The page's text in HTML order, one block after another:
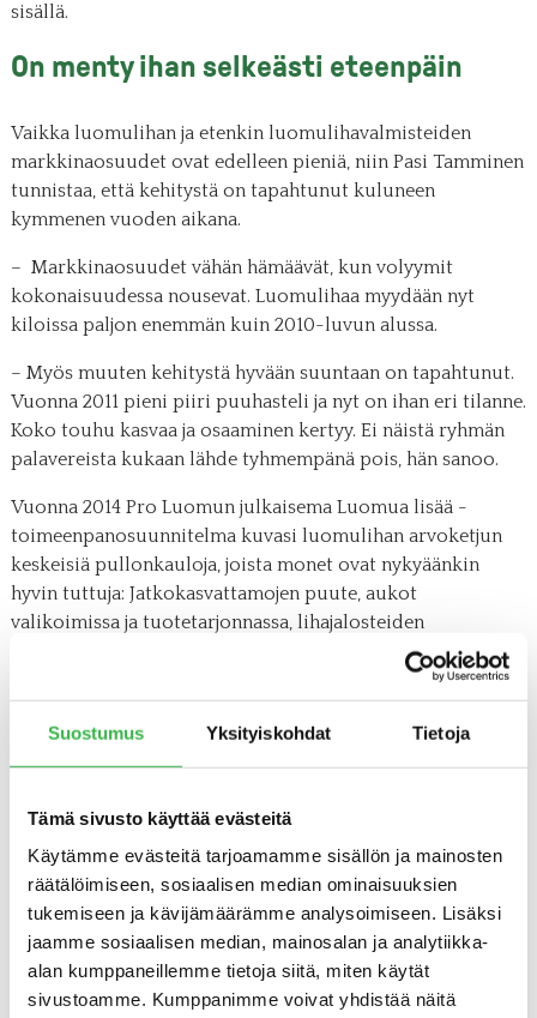
Suostumus Yksityiskohdat Tietoja
Tämä sivusto käyttää evästeitä
Käytämme evästeitä tarjoamamme sisällön ja mainosten
räätälöimiseen, sosiaalisen median ominaisuuksien
tukemiseen ja kävijämäärämme analysoimiseen. Lisäksi
jaamme sosiaalisen median, mainosalan ja analytiikka-
alan kumppaneillemme tietoja siitä, miten käytät
sivustoamme. Kumppanimme voivat yhdistää näitä
sisällä.
On menty ihan selkeästi eteenpäin
Vaikka luomulihan ja etenkin luomulihavalmisteiden
markkinaosuudet ovat edelleen pieniä, niin Pasi Tamminen
tunnistaa, että kehitystä on tapahtunut kuluneen
kymmenen vuoden aikana.
– Markkinaosuudet vähän hämäävät, kun volyymit
kokonaisuudessa nousevat. Luomulihaa myydään nyt
kiloissa paljon enemmän kuin 2010-luvun alussa.
– Myös muuten kehitystä hyvään suuntaan on tapahtunut.
Vuonna 2011 pieni piiri puuhasteli ja nyt on ihan eri tilanne.
Koko touhu kasvaa ja osaaminen kertyy. Ei näistä ryhmän
palavereista kukaan lähde tyhmempänä pois, hän sanoo.
Vuonna 2014 Pro Luomun julkaisema Luomua lisää -
toimeenpanosuunnitelma kuvasi luomulihan arvoketjun
keskeisiä pullonkauloja, joista monet ovat nykyäänkin
hyvin tuttuja: Jatkokasvattamojen puute, aukot
valikoimissa ja tuotetarjonnassa, lihajalosteiden
kilpailukyky, kuluttajahinta, maatilojen kannattavuus.
– Näistä osa on ikuisuusongelmia ja siksi ne ovat aina
pöydällä. Osittain sisältö ja etenkin keskustelun sävy on
Luomua ei olisi olemassa, niin epäilen, ettei meidän
todennäköisesti vain sellaista ”hihhulointia”, toteaa Pasi
Tamminen luottaa laatulihaan